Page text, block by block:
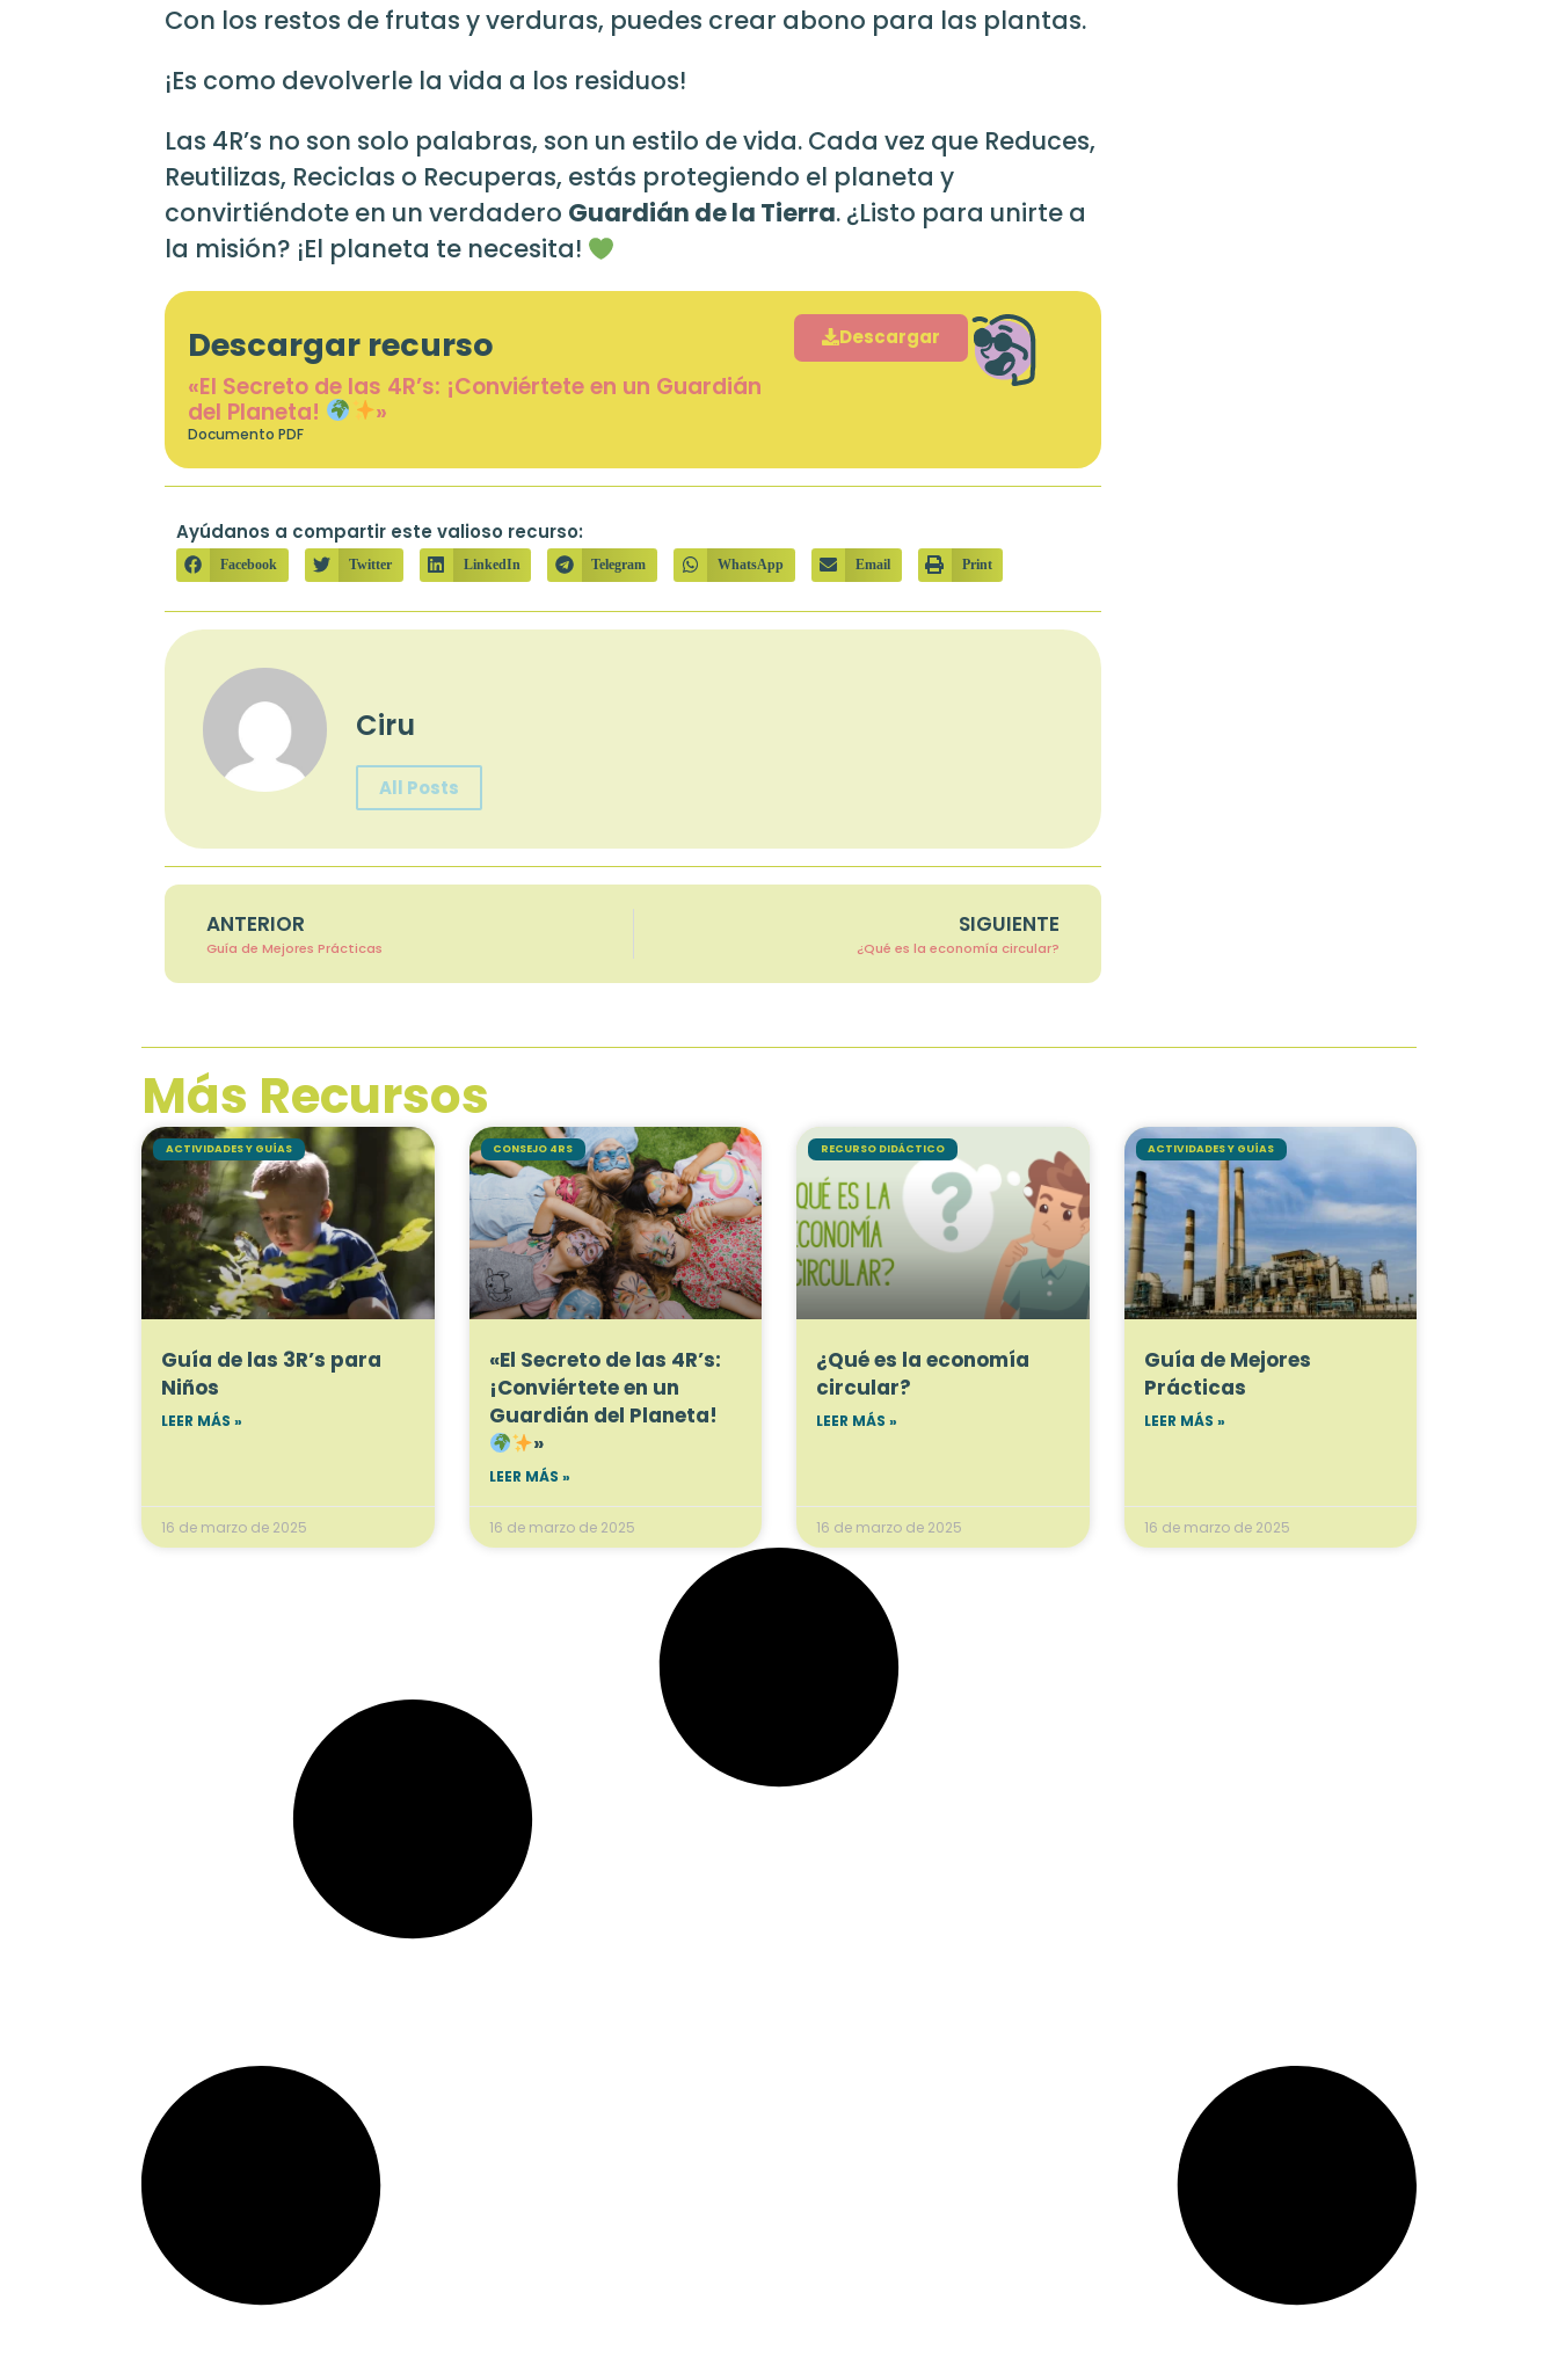
Con los restos de frutas y verduras, puedes crear abono para las plantas.
¡Es como devolverle la vida a los residuos!
Las 4R’s no son solo palabras, son un estilo de vida. Cada vez que Reduces,
Reutilizas, Reciclas o Recuperas, estás protegiendo el planeta y
convirtiéndote en un verdadero Guardián de la Tierra. ¿Listo para unirte a
la misión? ¡El planeta te necesita!
Descargar recurso
«El Secreto de las 4R’s: ¡Conviértete en un Guardián
del Planeta! »
Documento PDF
Descargar
Ayúdanos a compartir este valioso recurso:
Facebook Twitter LinkedIn Telegram WhatsApp Email Print
Ciru
All Posts
ANTERIOR
Guía de Mejores Prácticas
SIGUIENTE
¿Qué es la economía circular?
Más Recursos
ACTIVIDADES Y GUÍAS
Guía de las 3R’s para
Niños
LEER MÁS »
16 de marzo de 2025
CONSEJO 4RS
«El Secreto de las 4R’s:
¡Conviértete en un
Guardián del Planeta!
»
LEER MÁS »
16 de marzo de 2025
RECURSO DIDÁCTICO
¿Qué es la economía
circular?
LEER MÁS »
16 de marzo de 2025
ACTIVIDADES Y GUÍAS
Guía de Mejores
Prácticas
LEER MÁS »
16 de marzo de 2025